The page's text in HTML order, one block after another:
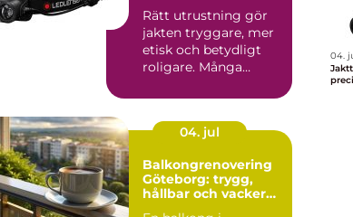
Rätt utrustning gör
jakten tryggare, mer
etisk och betydligt
roligare. Många
vapen...
04. jul
Balkongrenovering
Göteborg: trygg,
hållbar och vacker
04.